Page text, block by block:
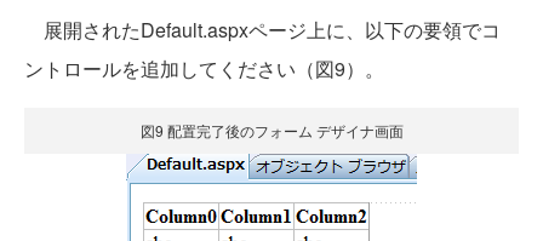
展開されたDefault.aspxページ上に、以下の要領でコ
ントロールを追加してください（図9）。
図9 配置完了後のフォーム デザイナ画面